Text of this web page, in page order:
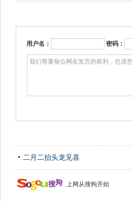
用户名： 密码：
二月二抬头龙见喜
上网从搜狗开始